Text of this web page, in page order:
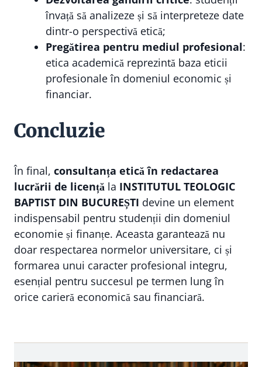
învață să analizeze și să interpreteze date
dintr-o perspectivă etică;
Pregătirea pentru mediul profesional:
etica academică reprezintă baza eticii
profesionale în domeniul economic și
financiar.
Concluzie
În final, consultanța etică în redactarea
lucrării de licență la INSTITUTUL TEOLOGIC
BAPTIST DIN BUCUREȘTI devine un element
indispensabil pentru studenții din domeniul
economie și finanțe. Aceasta garantează nu
doar respectarea normelor universitare, ci și
formarea unui caracter profesional integru,
esențial pentru succesul pe termen lung în
orice carieră economică sau financiară.